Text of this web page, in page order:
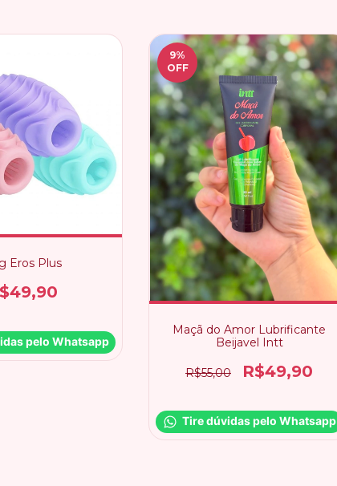
Eros Plus
pelo Whatsapp
9%
OFF
Maçã do Amor Lubrificante
Beijavel Intt
R$55,00 R$49,90
Tire dúvidas pelo Whatsapp